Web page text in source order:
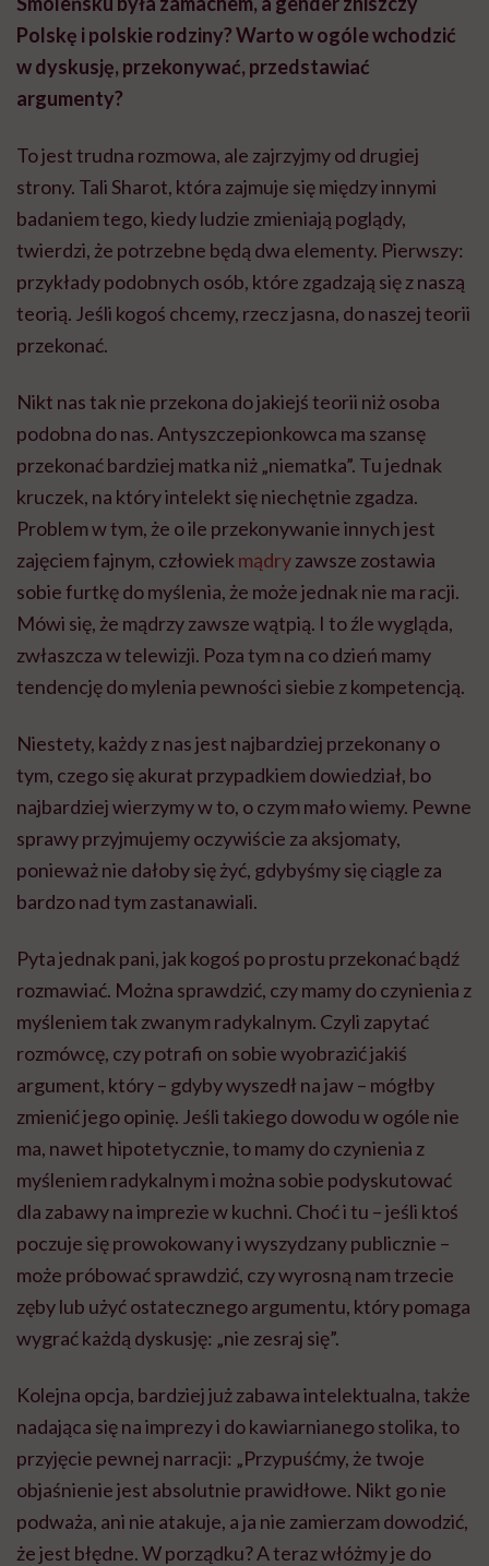
Polskę i polskie rodziny? Warto w ogóle wchodzić
w dyskusję, przekonywać, przedstawiać
argumenty?
To jest trudna rozmowa, ale zajrzyjmy od drugiej
strony. Tali Sharot, która zajmuje się między innymi
badaniem tego, kiedy ludzie zmieniają poglądy,
twierdzi, że potrzebne będą dwa elementy. Pierwszy:
przykłady podobnych osób, które zgadzają się z naszą
teorią. Jeśli kogoś chcemy, rzecz jasna, do naszej teorii
przekonać.
Nikt nas tak nie przekona do jakiejś teorii niż osoba
podobna do nas. Antyszczepionkowca ma szansę
przekonać bardziej matka niż „niematka”. Tu jednak
kruczek, na który intelekt się niechętnie zgadza.
Problem w tym, że o ile przekonywanie innych jest
zajęciem fajnym, człowiek mądryzawsze zostawia
sobie furtkę do myślenia, że może jednak nie ma racji.
Mówi się, że mądrzy zawsze wątpią. I to źle wygląda,
zwłaszcza w telewizji. Poza tym na co dzień mamy
tendencję do mylenia pewności siebie z kompetencją.
Niestety, każdy z nas jest najbardziej przekonany o
tym, czego się akurat przypadkiem dowiedział, bo
najbardziej wierzymy w to, o czym mało wiemy. Pewne
sprawy przyjmujemy oczywiście za aksjomaty,
ponieważ nie dałoby się żyć, gdybyśmy się ciągle za
bardzo nad tym zastanawiali.
Pyta jednak pani, jak kogoś po prostu przekonać bądź
rozmawiać. Można sprawdzić, czy mamy do czynienia z
myśleniem tak zwanym radykalnym. Czyli zapytać
rozmówcę, czy potrafi on sobie wyobrazić jakiś
argument, który – gdyby wyszedł na jaw – mógłby
zmienić jego opinię. Jeśli takiego dowodu w ogóle nie
ma, nawet hipotetycznie, to mamy do czynienia z
myśleniem radykalnym i można sobie podyskutować
dla zabawy na imprezie w kuchni. Choć i tu – jeśli ktoś
poczuje się prowokowany i wyszydzany publicznie –
może próbować sprawdzić, czy wyrosną nam trzecie
zęby lub użyć ostatecznego argumentu, który pomaga
wygrać każdą dyskusję: „nie zesraj się”.
Kolejna opcja, bardziej już zabawa intelektualna, także
nadająca się na imprezy i do kawiarnianego stolika, to
przyjęcie pewnej narracji: „Przypuśćmy, że twoje
objaśnienie jest absolutnie prawidłowe. Nikt go nie
podważa, ani nie atakuje, a ja nie zamierzam dowodzić,
że jest błędne. W porządku? A teraz włóżmy je do